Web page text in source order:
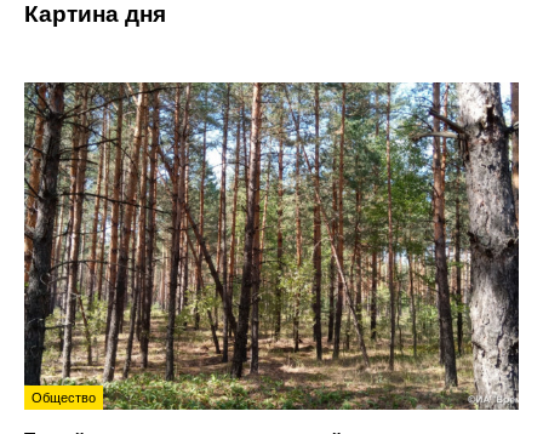
Картина дня
Общество